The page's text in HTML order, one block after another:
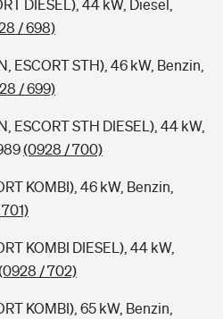
DIESEL), 44 kW, Diesel,
/ 698)
ESCORT STH), 46 kW, Benzin,
/ 699)
ESCORT STH DIESEL), 44 kW,
(0928 / 700)
KOMBI), 46 kW, Benzin,
KOMBI DIESEL), 44 kW,
/ 702)
KOMBI), 65 kW, Benzin,